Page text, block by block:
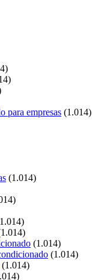
para empresas (1.014)
(1.014)
(1.014)
(1.014)
(1.014)